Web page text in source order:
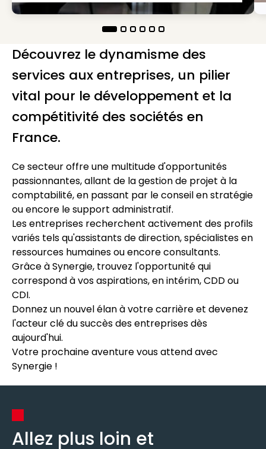
Découvrez le dynamisme des
services aux entreprises, un pilier
vital pour le développement et la
compétitivité des sociétés en
France.
Ce secteur offre une multitude d'opportunités
passionnantes, allant de la gestion de projet à la
comptabilité, en passant par le conseil en stratégie
ou encore le support administratif.
Les entreprises recherchent activement des profils
variés tels qu'assistants de direction, spécialistes en
ressources humaines ou encore consultants.
Grâce à Synergie, trouvez l'opportunité qui
correspond à vos aspirations, en intérim, CDD ou
CDI.
Donnez un nouvel élan à votre carrière et devenez
l'acteur clé du succès des entreprises dès
aujourd'hui.
Votre prochaine aventure vous attend avec
Synergie !
Allez plus loin et